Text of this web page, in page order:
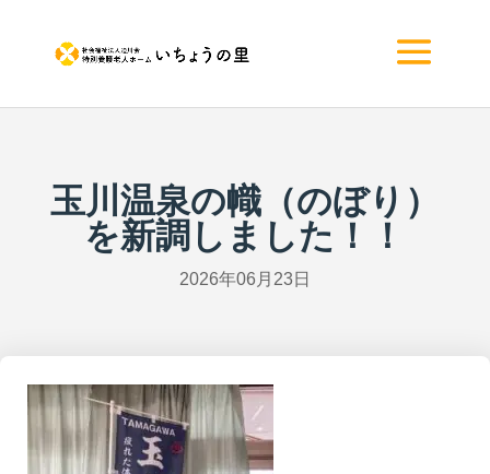
玉川温泉の幟（のぼり）
を新調しました！！
2026年06月23日